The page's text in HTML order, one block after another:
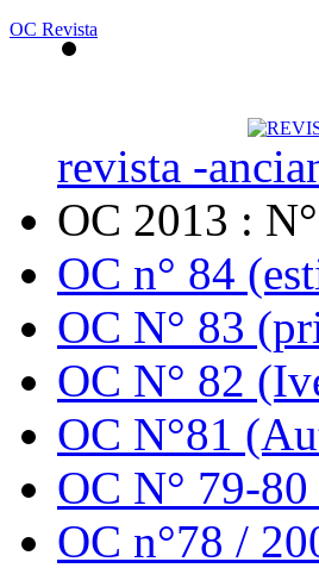
OC Revista
revista -
OC 2013 :
OC n° 84
OC N° 83
OC N° 82
OC N°81
OC N° 79-
OC n°78 /